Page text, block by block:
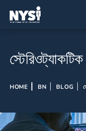
স্টেরিওট্যাকটিক
HOME BN BLOG